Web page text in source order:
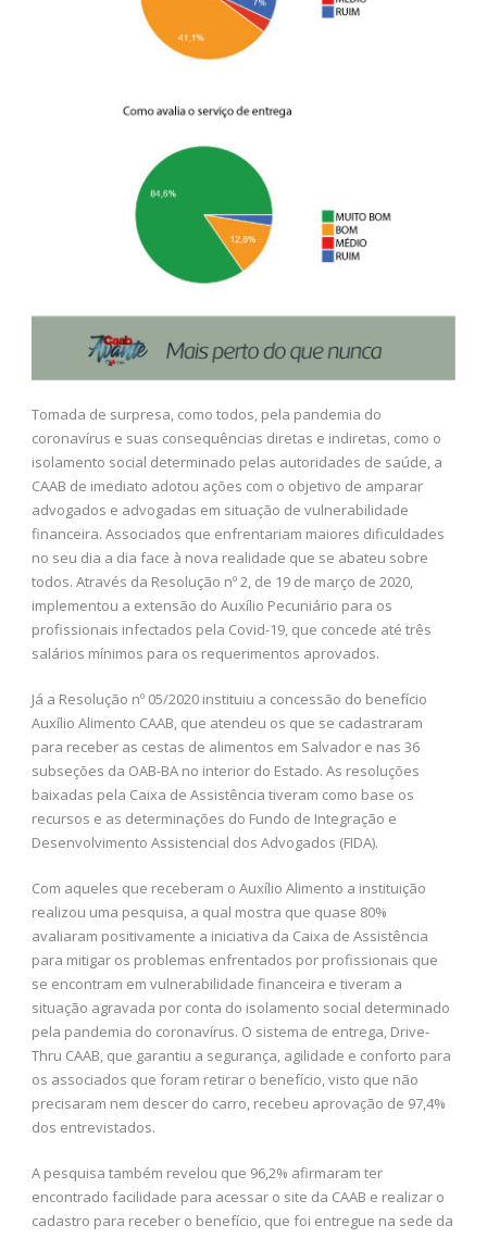
Tomada de surpresa, como todos, pela pandemia do
coronavírus e suas consequências diretas e indiretas, como o
isolamento social determinado pelas autoridades de saúde, a
CAAB de imediato adotou ações com o objetivo de amparar
advogados e advogadas em situação de vulnerabilidade
financeira. Associados que enfrentariam maiores dificuldades
no seu dia a dia face à nova realidade que se abateu sobre
todos. Através da Resolução nº 2, de 19 de março de 2020,
implementou a extensão do Auxílio Pecuniário para os
profissionais infectados pela Covid-19, que concede até três
salários mínimos para os requerimentos aprovados.
Já a Resolução nº 05/2020 instituiu a concessão do benefício
Auxílio Alimento CAAB, que atendeu os que se cadastraram
para receber as cestas de alimentos em Salvador e nas 36
subseções da OAB-BA no interior do Estado. As resoluções
baixadas pela Caixa de Assistência tiveram como base os
recursos e as determinações do Fundo de Integração e
Desenvolvimento Assistencial dos Advogados (FIDA).
Com aqueles que receberam o Auxílio Alimento a instituição
realizou uma pesquisa, a qual mostra que quase 80%
avaliaram positivamente a iniciativa da Caixa de Assistência
para mitigar os problemas enfrentados por profissionais que
se encontram em vulnerabilidade financeira e tiveram a
situação agravada por conta do isolamento social determinado
pela pandemia do coronavírus. O sistema de entrega, Drive-
Thru CAAB, que garantiu a segurança, agilidade e conforto para
os associados que foram retirar o benefício, visto que não
precisaram nem descer do carro, recebeu aprovação de 97,4%
dos entrevistados.
A pesquisa também revelou que 96,2% afirmaram ter
encontrado facilidade para acessar o site da CAAB e realizar o
cadastro para receber o benefício, que foi entregue na sede da